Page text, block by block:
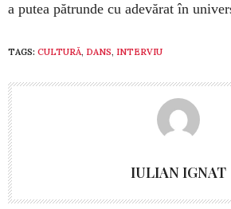
a putea pătrunde cu adevărat în
TAGS: CULTURĂ, DANS, INTERVIU
IULIAN IGNAT